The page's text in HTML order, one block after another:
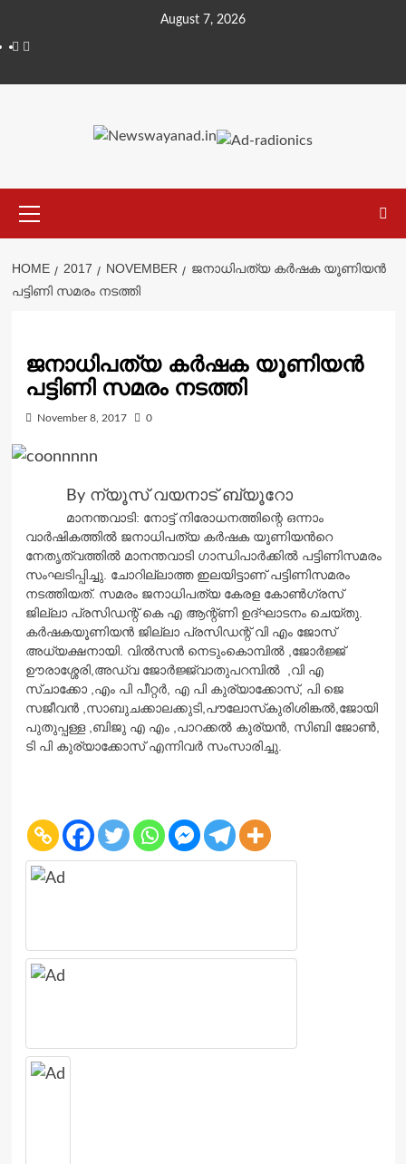
content
August 7, 2026
Facebook
Telegram
Menu
HOME 2017 NOVEMBER
ജനാധിപത്യ കർഷക യൂണിയന്‍
പട്ടിണി സമരം നടത്തി
ജനാധിപത്യ കർഷക യൂണിയന്‍
പട്ടിണി സമരം നടത്തി
November 8, 2017 0
By ന്യൂസ് വയനാട് ബ്യൂറോ
മാനന്തവാടി: നോട്ട് നിരോധനത്തിന്റെ ഒന്നാം
വാര്‍ഷികത്തില്‍ ജനാധിപത്യ കർഷക യൂണിയന്‍റെ
നേതൃത്വത്തില്‍ മാനന്തവാടി ഗാന്ധിപാര്‍ക്കില്‍ പട്ടിണിസമരം
സംഘടിപ്പിച്ചു. ചോറില്ലാത്ത ഇലയിട്ടാണ് പട്ടിണിസമരം
നടത്തിയത്. സമരം ജനാധിപത്യ കേരള കോൺഗ്രസ്
ജില്ലാ പ്രസിഡന്റ് കെ എ ആന്റ്ണി ഉദ്ഘാടനം ചെയ്തു.
കര്‍ഷകയൂണിയന്‍ ജില്ലാ പ്രസിഡന്റ്‌ വി എം ജോസ്
അധ്യക്ഷനായി. വില്‍സന്‍ നെടുംകൊമ്പില്‍ ,ജോര്‍ജ്ജ്
ഊരാശ്ശേരി,അഡ്വ ജോര്‍ജ്ജ്‌വാതുപറമ്പില്‍ ,വി എ
സ്ചാക്കോ ,എം പി പീറ്റര്‍, എ പി കുര്യാക്കോസ്, പി ജെ
സജീവന്‍ ,സാബുചക്കാലക്കുടി,പൗലോസ്‌കുരി ശിങ്കല്‍,ജോയി
പുതുപ്പള്ള ,ബിജു എ എം ,പാറക്കല്‍ കുര്യന്‍, സിബി ജോണ്‍,
ടി പി കുര്യാക്കോസ് എന്നിവര്‍ സംസാരിച്ചു.